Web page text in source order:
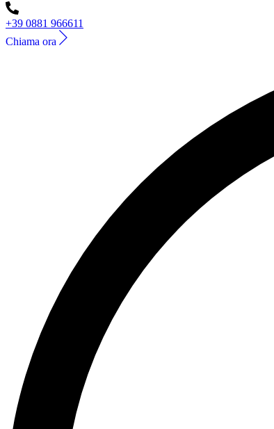
+39 0881 966611
Chiama ora